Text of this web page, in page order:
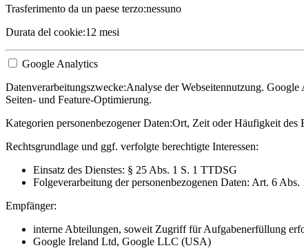
Trasferimento da un paese terzo:nessuno
Durata del cookie:12 mesi
Google Analytics
Datenverarbeitungszwecke:Analyse der Webseitennutzung.
Seiten- und Feature-Optimierung.
Kategorien personenbezogener Daten:Ort, Zeit oder Häufigkeit des
Rechtsgrundlage und ggf. verfolgte berechtigte Interessen:
Einsatz des Dienstes: § 25 Abs. 1 S. 1 TTDSG
Folgeverarbeitung der personenbezogenen Daten: Art. 6
Empfänger:
interne Abteilungen, soweit Zugriff für Aufgabenerfüllung
Google Ireland Ltd, Google LLC (USA)